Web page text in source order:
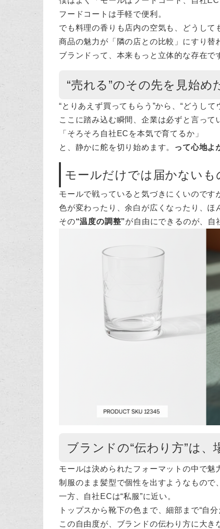
フードコートは手軽で便利。
でも料理の香りも店内の空気も、どうして
商品の魅力が「隣の店との比較」にすり替
ブランドって、本来もっと立体的な存在で
“売れる”のその先を見始め
“とりあえず買ってもらう”から、“どうし
ここに踏み込む瞬間、企業は必ずと言って
「そろそろ自社ECを本気で育てるか」
と、静かに舵を切り始めます。
って心地よ
モールだけでは届かないも
モールで戦っていると気づきにくいのです
色が変わったり、余白が広くなったり、
その“温度の調整”が自由にできるのが、自
ブランドの“伝わり方”は
モールは決められたフォーマットの中で魅
制服のまま髪型で個性を出すようなもの
一方、自社ECは“私服”に近い。
トップスから靴下の色まで、細部まで“自
この自由度が、ブランドの伝わり方に大き